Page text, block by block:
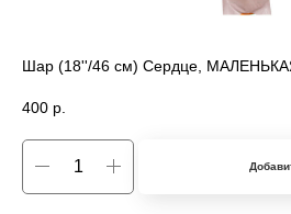
Шар (18''/46 см) Сердце,
400 р.